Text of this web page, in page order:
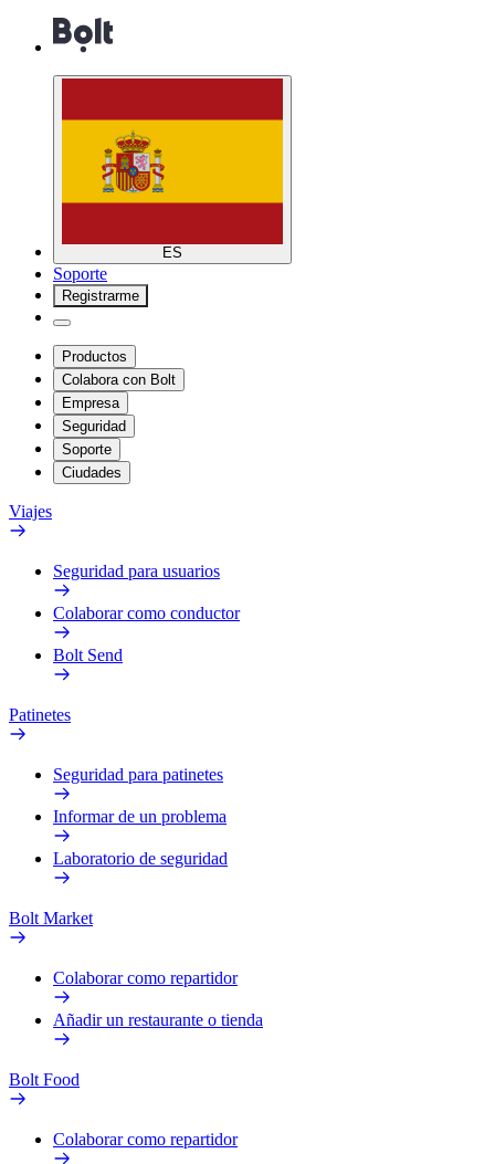
ES
Soporte
Registrarme
Productos
Colabora con Bolt
Empresa
Seguridad
Soporte
Ciudades
Viajes
Seguridad para usuarios
Colaborar como conductor
Bolt Send
Patinetes
Seguridad para patinetes
Informar de un problema
Laboratorio de seguridad
Bolt Market
Colaborar como repartidor
Añadir un restaurante o tienda
Bolt Food
Colaborar como repartidor